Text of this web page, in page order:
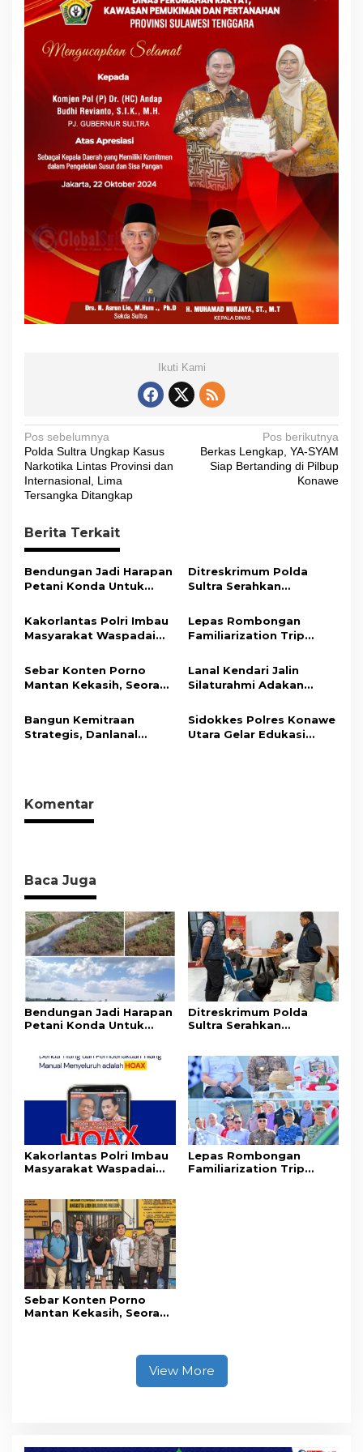
Ikuti Kami
N
a
v
g
a
s
p
o
s
Pos sebelumnya
Polda Sultra Ungkap Kasus
Narkotika Lintas Provinsi dan
Internasional, Lima
Tersangka Ditangkap
Pos berikutnya
Berkas Lengkap, YA-SYAM
Siap Bertanding di Pilbup
Konawe
Berita Terkait
Bendungan Jadi Harapan
Petani Konda Untuk
Padi
Ditreskrimum Polda
Sultra Serahkan
Bukti Kasus Dugaan
Penyelenggaraan
Perjalanan Ibadah Umrah
Kakorlantas Polri Imbau
Masyarakat Waspadai
Baru
Lepas Rombongan
Familiarization Trip
Promosikan Wisata dan
Gerakkan Ekonomi
Sebar Konten Porno
Mantan Kekasih, Seorang
Tahun Penjara
Lanal Kendari Jalin
Silaturahmi Adakan
Bersama Insan Pers.
Bangun Kemitraan
Strategis, Danlanal
Sidokkes Polres Konawe
Utara Gelar Edukasi
Komentar
Baca Juga
Bendungan Jadi Harapan
Petani Konda Untuk
Ditreskrimum Polda
Sultra Serahkan
Penyelenggaraan
Perjalanan Ibadah Umrah
Tanpa Izin ke Kejaksaan
Kakorlantas Polri Imbau
Masyarakat Waspadai
Lepas Rombongan
Familiarization Trip
Sebar Konten Porno
Mantan Kekasih, Seorang
View More